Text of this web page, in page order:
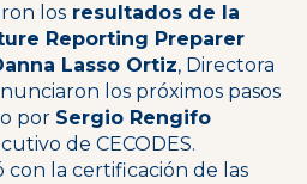
los resultados de la
Reporting Preparer
Lasso Ortiz, Directora
los próximos pasos
por Sergio Rengifo
de CECODES.
con la certificación de las